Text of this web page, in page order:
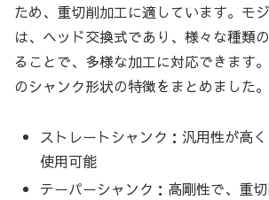
ため、重切削加工に適しています。モ
は、ヘッド交換式であり、様々な種類
ることで、多様な加工に対応できます
のシャンク形状の特徴をまとめました。
ストレートシャンク：汎用性が高
使用可能
テーパーシャンク：高剛性で、重